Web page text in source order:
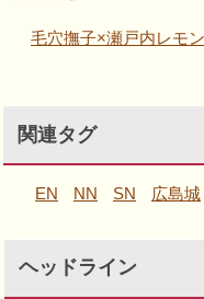
毛穴撫子×瀬戸内レモ
関連タグ
EN NN SN 広島城
ヘッドライン